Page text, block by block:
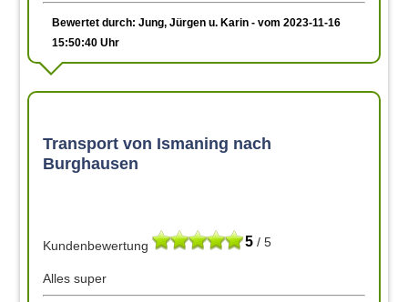
Bewertet durch: Jung, Jürgen u. Karin - vom 2023-11-16
15:50:40 Uhr
Transport von Ismaning nach
Burghausen
5 / 5
Kundenbewertung
Alles super